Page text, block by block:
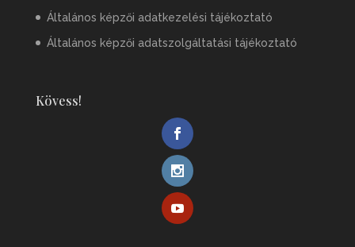
Általános képzői adatkezelési tájékoztató
Általános képzői adatszolgáltatási tájékoztató
Kövess!